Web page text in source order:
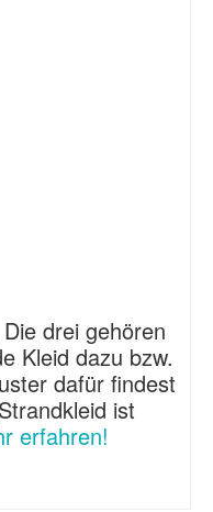
drei gehören
Kleid dazu bzw.
dafür findest
ist
erfahren!